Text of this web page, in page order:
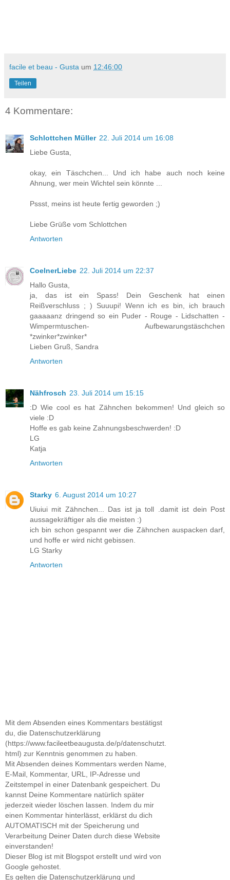
facile et beau - Gusta um 12:46:00
Teilen
4 Kommentare:
Schlottchen Müller 22. Juli 2014 um 16:08
Liebe Gusta,
okay, ein Täschchen... Und ich habe auch noch keine
Ahnung, wer mein Wichtel sein könnte ...
Pssst, meins ist heute fertig geworden ;)
Liebe Grüße vom Schlottchen
Antworten
CoelnerLiebe 22. Juli 2014 um 22:37
Hallo Gusta,
ja, das ist ein Spass! Dein Geschenk hat einen
Reißverschluss ; ) Suuupi! Wenn ich es bin, ich brauch
gaaaaanz dringend so ein Puder - Rouge - Lidschatten -
Wimpermtuschen- Aufbewarungstäschchen
*zwinker*zwinker*
Lieben Gruß, Sandra
Antworten
Nähfrosch 23. Juli 2014 um 15:15
:D Wie cool es hat Zähnchen bekommen! Und gleich so
viele :D
Hoffe es gab keine Zahnungsbeschwerden! :D
LG
Katja
Antworten
Starky 6. August 2014 um 10:27
Uiuiui mit Zähnchen... Das ist ja toll .damit ist dein Post
aussagekräftiger als die meisten :)
ich bin schon gespannt wer die Zähnchen auspacken darf,
und hoffe er wird nicht gebissen.
LG Starky
Antworten
Mit dem Absenden eines Kommentars bestätigst
du, die Datenschutzerklärung
(https://www.facileetbeaugusta.de/p/datenschutzt.
html) zur Kenntnis genommen zu haben.
Mit Absenden deines Kommentars werden Name,
E-Mail, Kommentar, URL, IP-Adresse und
Zeitstempel in einer Datenbank gespeichert. Du
kannst Deine Kommentare natürlich später
jederzeit wieder löschen lassen. Indem du mir
einen Kommentar hinterlässt, erklärst du dich
AUTOMATISCH mit der Speicherung und
Verarbeitung Deiner Daten durch diese Website
einverstanden!
Dieser Blog ist mit Blogspot erstellt und wird von
Google gehostet.
Es gelten die Datenschutzerklärung und